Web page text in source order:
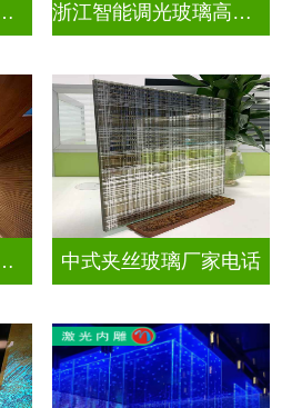
膜前景如何 浙江智能调光玻璃高隔间拆装
璃厂家地址 中式夹丝玻璃厂家电话